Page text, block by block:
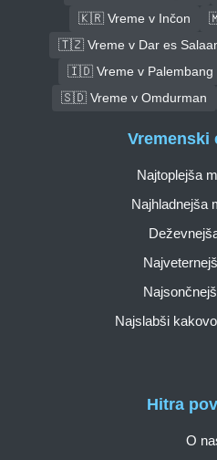
🇰🇷 Vreme v Inčon
🇹🇿 Vreme v Dar es
🇮🇩 Vreme v Palembang
🇸🇩 Vreme v Omdurman
Hitra
O
Vremenski
Najtoplejša
Najhladnejša
Najslabši